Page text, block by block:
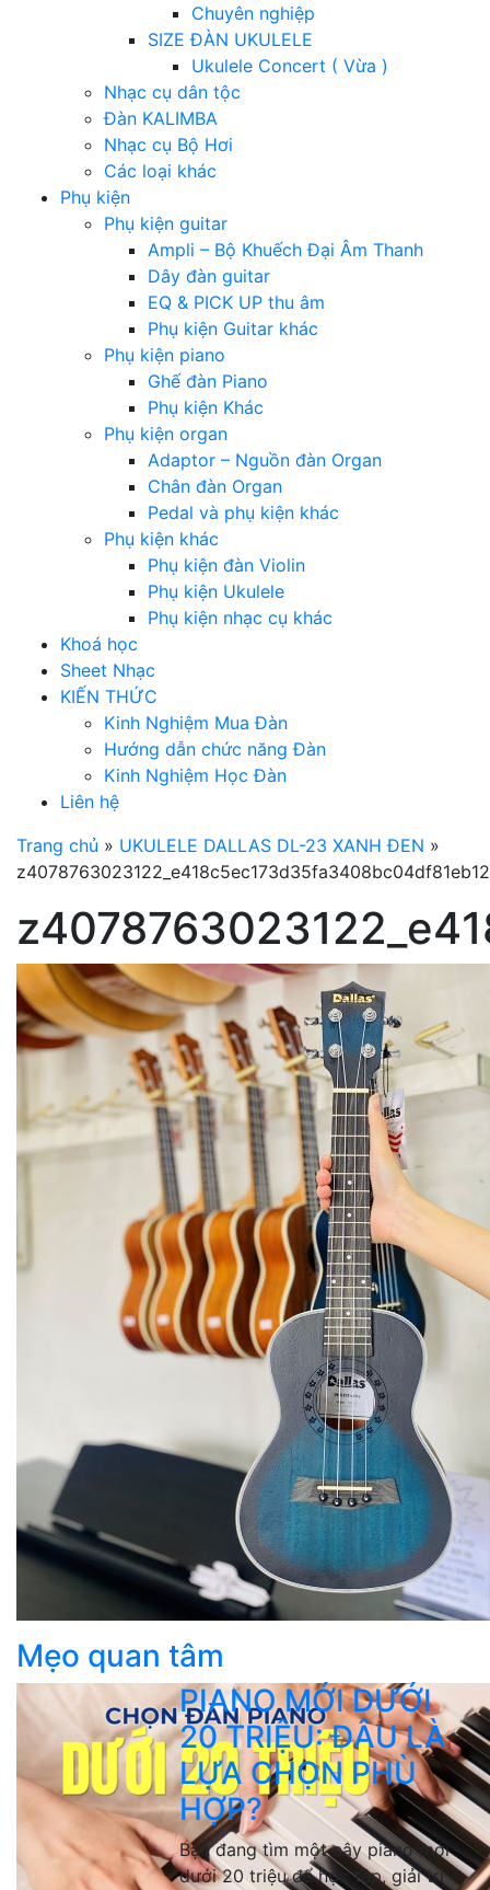
Chuyên nghiệp
SIZE ĐÀN UKULELE
Ukulele Concert ( Vừa )
Nhạc cụ dân tộc
Đàn KALIMBA
Nhạc cụ Bộ Hơi
Các loại khác
Phụ kiện
Phụ kiện guitar
Ampli – Bộ Khuếch Đại Âm Thanh
Dây đàn guitar
EQ & PICK UP thu âm
Phụ kiện Guitar khác
Phụ kiện piano
Ghế đàn Piano
Phụ kiện Khác
Phụ kiện organ
Adaptor – Nguồn đàn Organ
Chân đàn Organ
Pedal và phụ kiện khác
Phụ kiện khác
Phụ kiện đàn Violin
Phụ kiện Ukulele
Phụ kiện nhạc cụ khác
Khoá học
Sheet Nhạc
KIẾN THỨC
Kinh Nghiệm Mua Đàn
Hướng dẫn chức năng Đàn
Kinh Nghiệm Học Đàn
Liên hệ
Trang chủ » UKULELE DALLAS DL-23 XANH ĐEN »
z4078763023122_e418c5ec173d35fa3408bc04df81eb12
Mẹo quan tâm
PIANO MỚI DƯỚI
20 TRIỆU: ĐÂU LÀ
LỰA CHỌN PHÙ
HỢP?
Bạn đang tìm một cây piano mới
dưới 20 triệu để học tập, giải trí